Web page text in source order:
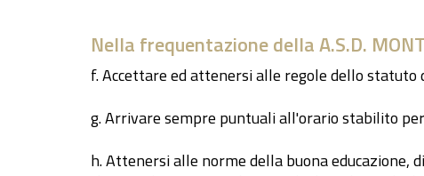
Nella frequentazione della A.S.D.
f. Accettare ed attenersi alle regole dello statuto
g. Arrivare sempre puntuali all'orario stabilito
h. Attenersi alle norme della buona